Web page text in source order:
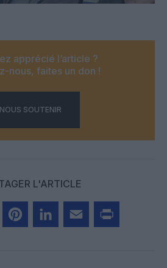
apprécié l’article ?
nous, faites un don !
NOUS SOUTENIR
L'ARTICLE